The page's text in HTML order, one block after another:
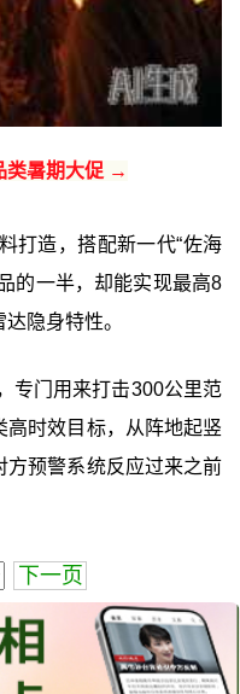
类暑期大促 →
打造，搭配新一代“佐海
的一半，却能实现最高8
隐身特性。
专门用来打击300公里范
高时效目标，从阵地起竖
方预警系统反应过来之前
下一页